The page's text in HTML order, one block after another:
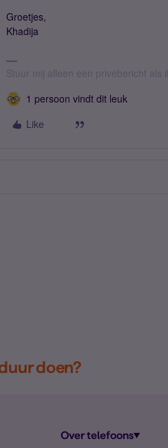
Groetjes,
Khadija
Stuur mij alleen een privébericht als
1 persoon vindt dit leuk
Like
doen?
Over telefoons